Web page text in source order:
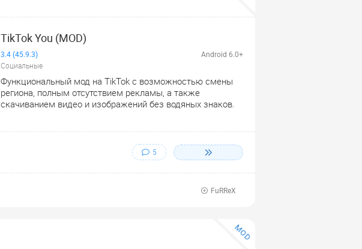
TikTok You (MOD)
3.4 (45.9.3) Android 6.0+
Социальные
Функциональный мод на TikTok с возможностью смены
региона, полным отсутствием рекламы, а также
скачиванием видео и изображений без водяных знаков.
5
FuRReX
MOD